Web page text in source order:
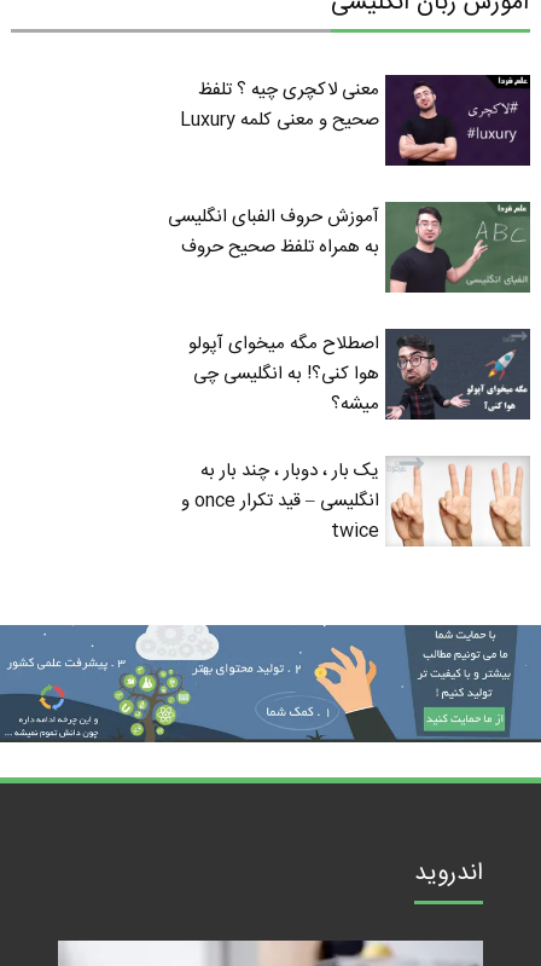
معنی لاکچری چیه ؟ تلفظ
صحیح و معنی کلمه Luxury
آموزش حروف الفبای انگلیسی
به همراه تلفظ صحیح حروف
اصطلاح مگه میخوای آپولو
هوا کنی؟! به انگلیسی چی
میشه؟
یک بار ، دوبار ، چند بار به
انگلیسی – قید تکرار once و
twice
اندروید